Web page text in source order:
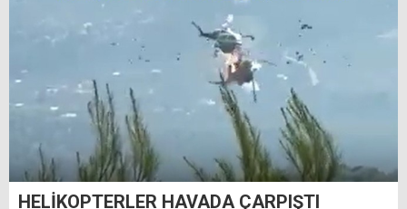
HELİKOPTERLER HAVADA ÇARPIŞTI